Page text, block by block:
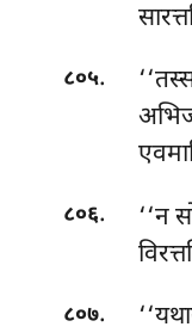
८०५.
८०६.
‘‘न
८०७.